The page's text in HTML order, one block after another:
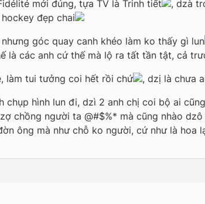
mới đúng, tựa TV là Trinh tiết
, dzà
đẹp chai
góc quay canh khéo làm ko thấy gì lun
là các anh cứ thế mà lộ ra tất tần tật, cả
làm tui tưởng coi hết rồi chứ
, dzị là chưa
chụp hình lun đi, dzì 2 anh chị coi bộ ai
chồng người ta @#$%* mà cũng nhào
ông mà như chỗ ko người, cứ như là hoa